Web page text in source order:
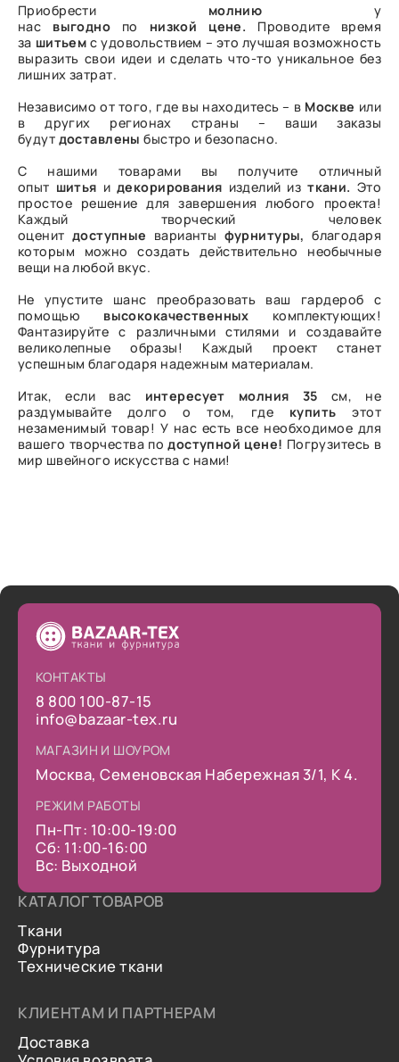
Приобрести молнию у
нас выгодно по низкой цене. Проводите время
за шитьем с удовольствием – это лучшая возможность
выразить свои идеи и сделать что-то уникальное без
лишних затрат.
Независимо от того, где вы находитесь – в Москве или
в других регионах страны – ваши заказы
будут доставлены быстро и безопасно.
С нашими товарами вы получите отличный
опыт шитья идекорирования изделий изткани. Это
простое решение для завершения любого проекта!
Каждый творческий человек
оценит доступные варианты фурнитуры, благодаря
которым можно создать действительно необычные
вещи на любой вкус.
Не упустите шанс преобразовать ваш гардероб с
помощью высококачественных комплектующих!
Фантазируйте с различными стилями и создавайте
великолепные образы! Каждый проект станет
успешным благодаря надежным материалам.
Итак, если вас интересует молния 35 см, не
раздумывайте долго о том, где купить этот
незаменимый товар! У нас есть все необходимое для
вашего творчества подоступной цене! Погрузитесь в
мир швейного искусства с нами!
КОНТАКТЫ
8 800 100-87-15
info@bazaar-tex.ru
МАГАЗИН И ШОУРОМ
Москва, Семеновская Набережная 3/1, К 4.
РЕЖИМ РАБОТЫ
Пн-Пт: 10:00-19:00
Сб: 11:00-16:00
Вс: Выходной
КАТАЛОГ ТОВАРОВ
Ткани
Фурнитура
Технические ткани
КЛИЕНТАМ И ПАРТНЕРАМ
Доставка